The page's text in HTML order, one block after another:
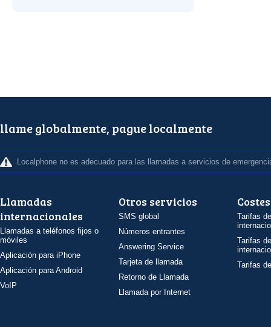
llame globalmente, pague localmente
Localphone no es adecuado para las llamadas a servicios de
Llamadas
internacionales
Llamadas a teléfonos fijos o
móviles
Aplicación para iPhone
Aplicación para Android
VoIP
Otros servicios
SMS global
Números entrantes
Answering Service
Tarjeta de llamada
Retorno de Llamada
Llamada por Internet
Costes
Tarifas
Tarifas
Tarifas